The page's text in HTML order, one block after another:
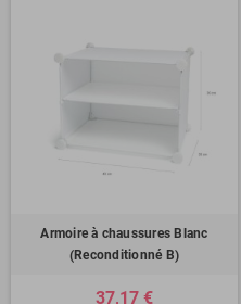
Armoire à chaussures Blanc
(Reconditionné B)
37,17 €